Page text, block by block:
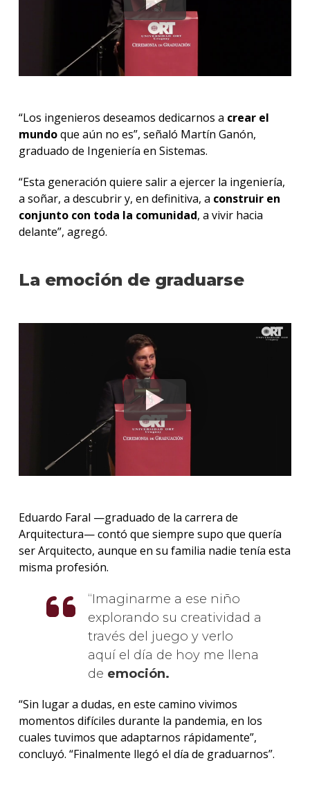
“Los ingenieros deseamos dedicarnos a crear el
mundoque aún no es”, señaló Martín Ganón,
graduado de Ingeniería en Sistemas.
“Esta generación quiere salir a ejercer la ingeniería,
a soñar, a descubrir y, en definitiva, a construir en
conjunto con toda la comunidad, a vivir hacia
delante”, agregó.
La emoción de graduarse
Eduardo Faral —graduado de la carrera de
Arquitectura— contó que siempre supo que quería
ser Arquitecto, aunque en su familia nadie tenía esta
misma profesión.
Imaginarme a ese niño
explorando su creatividad a
través del juego y verlo
aquí el día de hoy me llena
de emoción.
“Sin lugar a dudas, en este camino vivimos
momentos difíciles durante la pandemia, en los
cuales tuvimos que adaptarnos rápidamente”,
concluyó. “Finalmente llegó el día de graduarnos”.